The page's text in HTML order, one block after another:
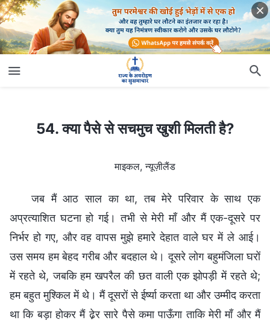
54. क्या पैसे से सचमुच खुशी मिलती है?
माइकल, न्यूज़ीलैंड
जब मैं आठ साल का था, तब मेरे परिवार के साथ एक
अप्रत्याशित घटना हो गई। तभी से मेरी माँ और मैं एक-दूसरे पर
निर्भर हो गए, और वह वापस मुझे हमारे देहात वाले घर में ले आई।
उस समय हम बेहद गरीब और बदहाल थे। दूसरे लोग बहुमंजिला घरों
में रहते थे, जबकि हम खपरैल की छत वाली एक झोपड़ी में रहते थे;
हम बहुत मुश्किल में थे। मैं दूसरों से ईर्ष्या करता था और उम्मीद करता
था कि बड़ा होकर मैं ढे़र सारे पैसे कमा पाऊँगा ताकि मेरी माँ और मैं